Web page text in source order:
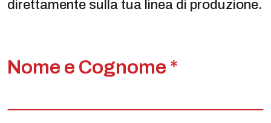
direttamente sulla tua linea di produzione.
Nome e Cognome *